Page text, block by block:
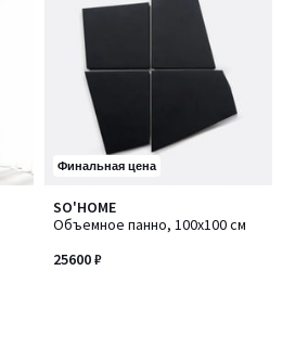
Финальная цена
SO'HOME
Объемное панно, 100х100 см
25600 ₽